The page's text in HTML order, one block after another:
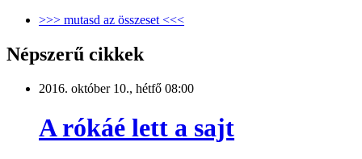
>>> mutasd az összeset <<<
Népszerű cikkek
2016. október 10., hétfő 08:00
A rókáé lett a sajt